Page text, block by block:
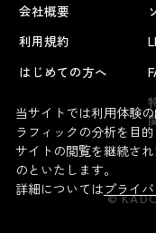
会社概要
利用規約
はじめての方へ
©
当サイトでは利用体験
ラフィックの分析を目
サイトの閲覧を継続さ
のといたします。
詳細についてはプライ